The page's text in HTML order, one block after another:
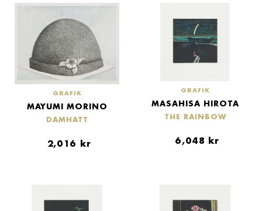
GRAFIK
MAYUMI MORINO
DAMHATT
2,016 kr
GRAFIK
MASAHISA HIROTA
THE RAINBOW
6,048 kr